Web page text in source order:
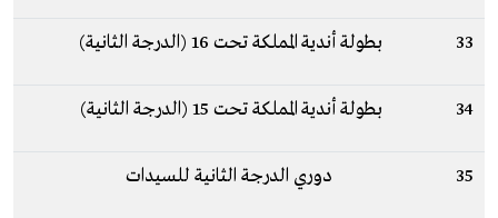
33 بطولة أندية المملكة تحت 16 (الدرجة الثانية)
34 بطولة أندية المملكة تحت 15 (الدرجة الثانية)
35 دوري الدرجة الثانية للسيدات